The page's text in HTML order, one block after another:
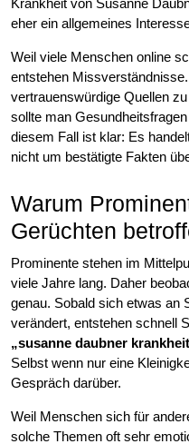
Krankheit von Susanne
eher ein allgemeines
Weil viele Menschen online
entstehen
vertrauenswürdige Quellen
sollte man
diesem Fall ist klar: Es
nicht um bestätigte Fakten
Warum
Gerüchten
Prominente stehen im
viele Jahre lang. Daher
genau. Sobald sich etwas an
verändert, entstehen schnell
„susanne daubner
Selbst wenn nur eine
Gespräch darüber.
Weil Menschen sich für
solche Themen oft sehr